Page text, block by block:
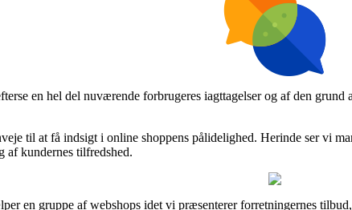
en hel del nuværende forbrugeres iagttagelser og af den
til at få indsigt i online shoppens pålidelighed. Herinde ser vi
af kundernes tilfredshed.
en gruppe af webshops idet vi præsenterer forretningernes